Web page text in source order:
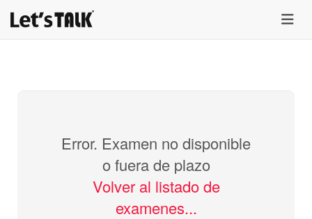
menu
Error. Examen no disponible
o fuera de plazo
Volver al listado de
examenes...